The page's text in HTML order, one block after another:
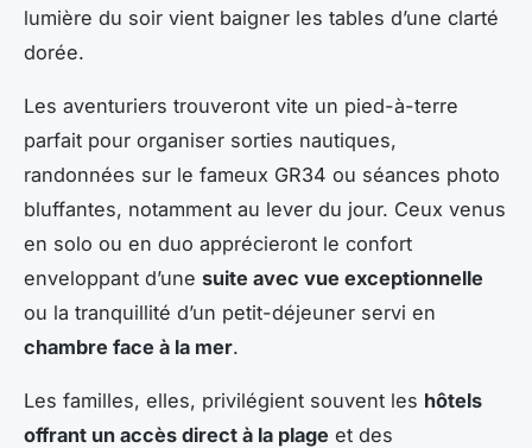
lumière du soir vient baigner les tables d’une clarté
dorée.
Les aventuriers trouveront vite un pied-à-terre
parfait pour organiser sorties nautiques,
randonnées sur le fameux GR34 ou séances photo
bluffantes, notamment au lever du jour. Ceux venus
en solo ou en duo apprécieront le confort
enveloppant d’une suite avec vue exceptionnelle
ou la tranquillité d’un petit-déjeuner servi en
chambre face à la mer.
Les familles, elles, privilégient souvent les hôtels
offrant un accès direct à la plage et des